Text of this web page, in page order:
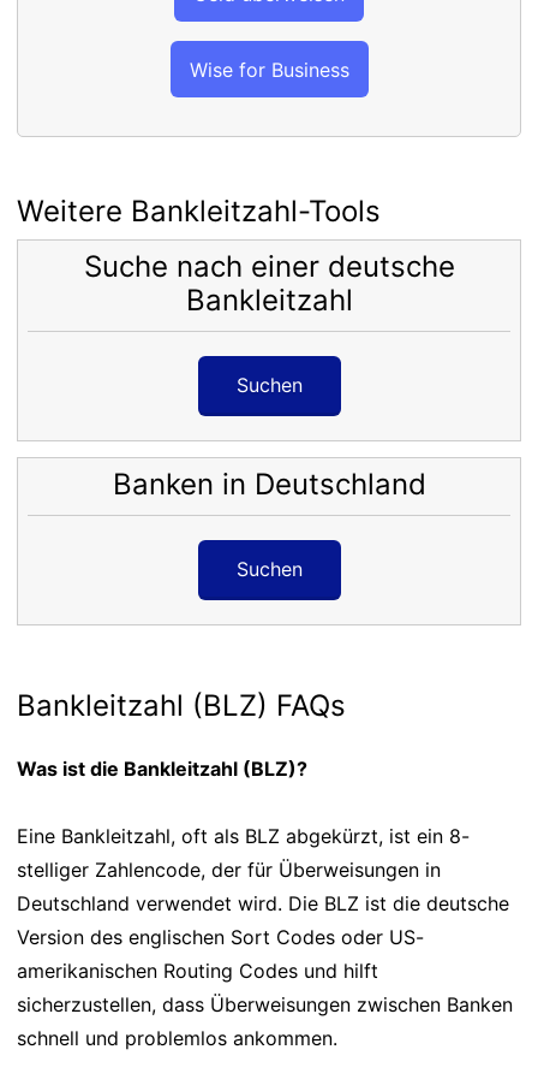
Wise for Business
Weitere Bankleitzahl-Tools
Suche nach einer deutsche
Bankleitzahl
Suchen
Banken in Deutschland
Suchen
Bankleitzahl (BLZ) FAQs
Was ist die Bankleitzahl (BLZ)?
Eine Bankleitzahl, oft als BLZ abgekürzt, ist ein 8-
stelliger Zahlencode, der für Überweisungen in
Deutschland verwendet wird. Die BLZ ist die deutsche
Version des englischen Sort Codes oder US-
amerikanischen Routing Codes und hilft
sicherzustellen, dass Überweisungen zwischen Banken
schnell und problemlos ankommen.